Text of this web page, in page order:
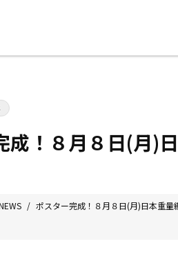
成！８月８日(月)
/ ポスター完成！８月８日(月)日本重量